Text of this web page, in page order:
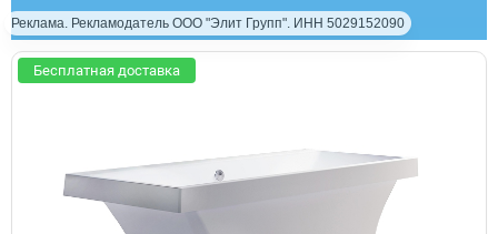
Реклама. Рекламодатель ООО "Элит Групп". ИНН 5029152090
Бесплатная доставка